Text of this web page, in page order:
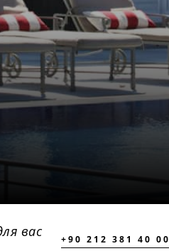
вас
+90 212 381 40 00